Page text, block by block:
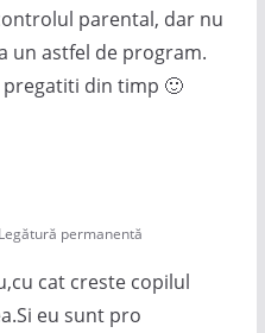
parental, dar nu
un astfel de program.
pregatiti din timp 🙂
Legătură permanentă
cat creste copilul
eu sunt pro